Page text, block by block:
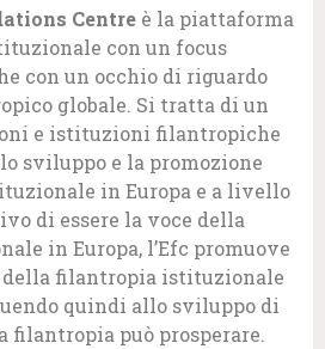
Centre è la piattaforma
con un focus
con un occhio di riguardo
globale. Si tratta di un
e istituzioni filantropiche
sviluppo e la promozione
in Europa e a livello
di essere la voce della
in Europa, l’Efc promuove
filantropia istituzionale
quindi allo sviluppo di
filantropia può prosperare.